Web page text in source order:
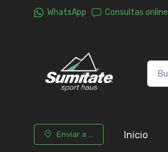
WhatsApp Consultas online
Enviar a ... Inicio